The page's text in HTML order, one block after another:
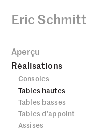
Eric Schmitt
Aperçu
Réalisations
Consoles
Tables hautes
Tables basses
Tables d’appoint
Assises